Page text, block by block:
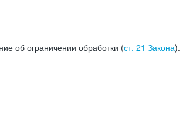
об ограничении обработки (ст. 21 Закона).